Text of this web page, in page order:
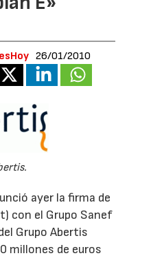
26/01/2010
ayer la firma de
con el Grupo Sanef
Grupo Abertis
millones de euros